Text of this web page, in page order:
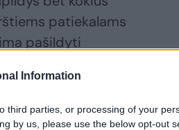
Information
third parties, or processing of your
by us, please use the below opt-out
patiekalams
pašildyti
kokiu sūriu, virtu